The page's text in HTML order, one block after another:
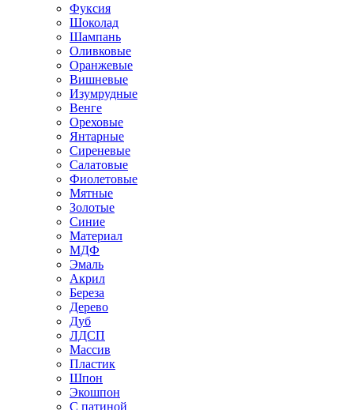
Фуксия
Шоколад
Шампань
Оливковые
Оранжевые
Вишневые
Изумрудные
Венге
Ореховые
Янтарные
Сиреневые
Салатовые
Фиолетовые
Мятные
Золотые
Синие
Материал
МДФ
Эмаль
Акрил
Береза
Дерево
Дуб
ЛДСП
Массив
Пластик
Шпон
Экошпон
С патиной